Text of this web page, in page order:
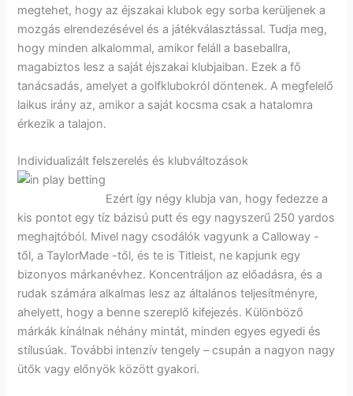
megtehet, hogy az éjszakai klubok egy sorba kerüljenek a
mozgás elrendezésével és a játékválasztással. Tudja meg,
hogy minden alkalommal, amikor feláll a baseballra,
magabiztos lesz a saját éjszakai klubjaiban. Ezek a fő
tanácsadás, amelyet a golfklubokról döntenek. A megfelelő
laikus irány az, amikor a saját kocsma csak a hatalomra
érkezik a talajon.
Individualizált felszerelés és klubváltozások
Ezért így négy klubja van, hogy fedezze a
kis pontot egy tíz bázisú putt és egy nagyszerű 250 yardos
meghajtóból. Mivel nagy csodálók vagyunk a Calloway -
től, a TaylorMade -től, és te is Titleist, ne kapjunk egy
bizonyos márkanévhez. Koncentráljon az előadásra, és a
rudak számára alkalmas lesz az általános teljesítményre,
ahelyett, hogy a benne szereplő kifejezés. Különböző
márkák kínálnak néhány mintát, minden egyes egyedi és
stílusúak. További intenzív tengely – csupán a nagyon nagy
ütők vagy előnyök között gyakori.